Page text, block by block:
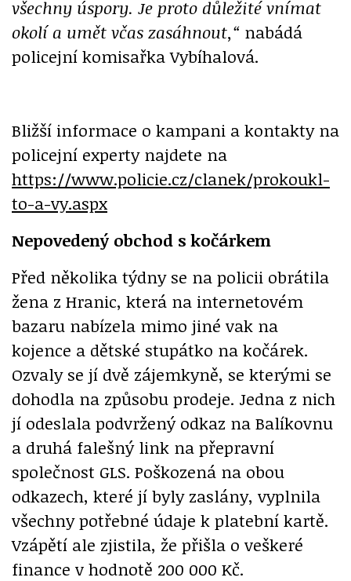
všechny úspory. Je proto důležité vnímat
okolí a umět včas zasáhnout,“ nabádá
policejní komisařka Vybíhalová.
Bližší informace o kampani a kontakty na
policejní experty najdete na
https://www.policie.cz/clanek/prokoukl-
to-a-vy.aspx
Nepovedený obchod s kočárkem
Před několika týdny se na policii obrátila
žena z Hranic, která na internetovém
bazaru nabízela mimo jiné vak na
kojence a dětské stupátko na kočárek.
Ozvaly se jí dvě zájemkyně, se kterými se
dohodla na způsobu prodeje. Jedna z nich
jí odeslala podvržený odkaz na Balíkovnu
a druhá falešný link na přepravní
společnost GLS. Poškozená na obou
odkazech, které jí byly zaslány, vyplnila
všechny potřebné údaje k platební kartě.
Vzápětí ale zjistila, že přišla o veškeré
finance v hodnotě 200 000 Kč.